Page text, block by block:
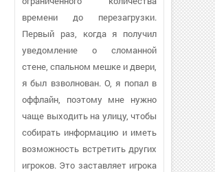
времени до перезагрузки.
Первый раз, когда я получил
уведомление о сломанной
стене, спальном мешке и двери,
я был взволнован. О, я попал в
оффлайн, поэтому мне нужно
чаще выходить на улицу, чтобы
собирать информацию и иметь
возможность встретить других
игроков. Это заставляет игрока